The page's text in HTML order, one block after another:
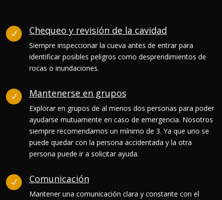
N Chequeo y revisión de la cavidad
Siempre inspeccionar la cueva antes de entrar para
identificar posibles peligros como desprendimientos de
rocas o inundaciones.
N Mantenerse en grupos
Explorar en grupos de al menos dos personas para poder
ayudarse mutuamente en caso de emergencia. Nosotros
siempre recomendamos un mínimo de 3. Ya que uno se
puede quedar con la persona accidentada y la otra
persona puede ir a solicitar ayuda.
N Comunicación
Mantener una comunicación clara y constante con el